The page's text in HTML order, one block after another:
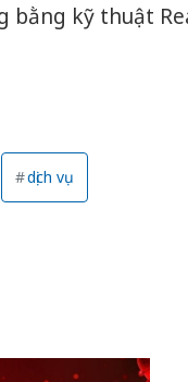
bằng kỹ thuật
dịch vụ